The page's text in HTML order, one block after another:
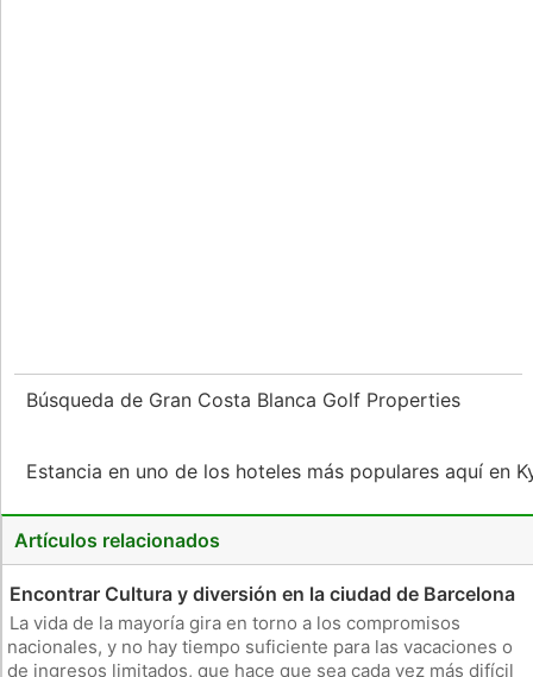
Búsqueda de Gran Costa Blanca Golf Properties
Estancia en uno de los hoteles más populares aquí en
Artículos relacionados
Encontrar Cultura y diversión en la ciudad de Barcelona
La vida de la mayoría gira en torno a los compromisos
nacionales, y no hay tiempo suficiente para las vacaciones o
de ingresos limitados, que hace que sea cada vez más difícil